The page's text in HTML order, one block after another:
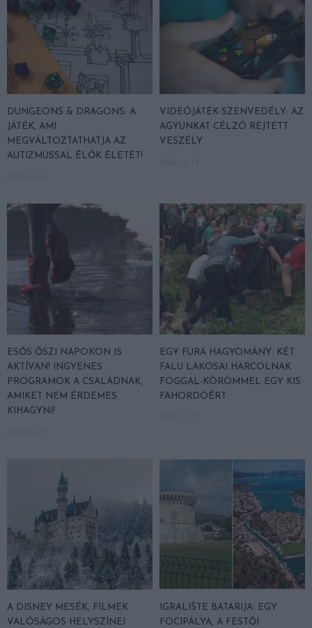
DUNGEONS & DRAGONS: A
JÁTÉK, AMI
MEGVÁLTOZTATHATJA AZ
AUTIZMUSSAL ÉLŐK ÉLETÉT!
VIDEÓJÁTÉK-SZENVEDÉLY: AZ
AGYUNKAT CÉLZÓ REJTETT
VESZÉLY
ESŐS ŐSZI NAPOKON IS
AKTÍVAN! INGYENES
PROGRAMOK A CSALÁDNAK,
AMIKET NEM ÉRDEMES
KIHAGYNI!
EGY FURA HAGYOMÁNY: KÉT
FALU LAKOSAI HARCOLNAK
FOGGAL-KÖRÖMMEL EGY KIS
FAHORDÓÉRT
A DISNEY MESÉK, FILMEK
VALÓSÁGOS HELYSZÍNEI
IGRALIŠTE BATARIJA: EGY
FOCIPÁLYA, A FESTŐI